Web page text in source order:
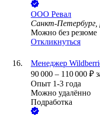
ООО Ревал
Санкт-Петербург,
Можно без резюме
Откликнуться
Менеджер
90 000 – 110 000 ₽
Опыт 1-3 года
Можно удалённо
Подработка